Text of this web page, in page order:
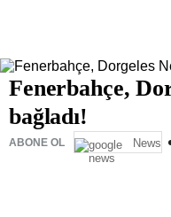
Fenerbahçe,
bağladı!
ABONE OL News